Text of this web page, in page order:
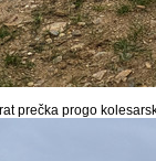
prečka progo